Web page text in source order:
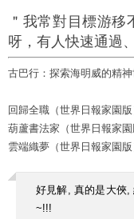
＂我常對目標游
呀，有人快速通過
古巴行：探索海明威的精神
回歸全職（世界日報家園版
葫蘆書法家（世界日報家園
雲端織夢（世界日報家園版
好見解, 真的是大俠
~!!!